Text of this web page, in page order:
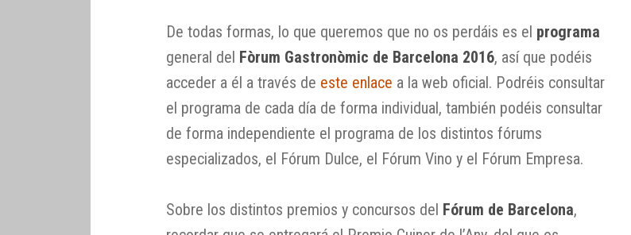
De todas formas, lo que queremos que no os perdáis es el programa
general del Fòrum Gastronòmic de Barcelona 2016, así que podéis
acceder a él a través de este enlace a la web oficial. Podréis consultar
el programa de cada día de forma individual, también podéis consultar
de forma independiente el programa de los distintos fórums
especializados, el Fórum Dulce, el Fórum Vino y el Fórum Empresa.
Sobre los distintos premios y concursos del Fórum de Barcelona,